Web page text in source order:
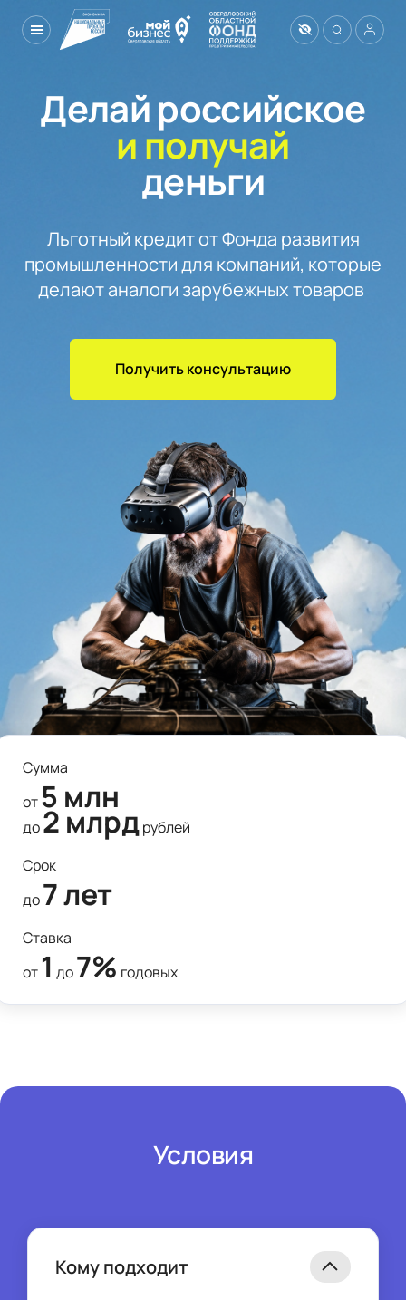
Делай российское
и получай
деньги
Льготный кредит от Фонда развития
промышленности для компаний, которые
делают аналоги зарубежных товаров
Получить консультацию
Сумма
от 5 млн
до 2 млрд рублей
Срок
до 7 лет
Ставка
от 1 до 7% годовых
Условия
Кому подходит